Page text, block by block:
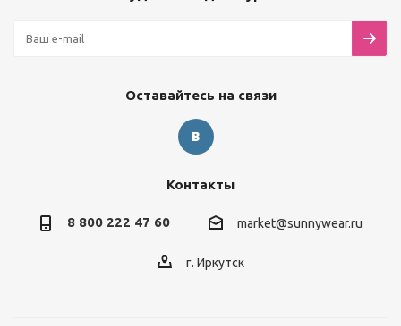
Оставайтесь на связи
Контакты
8 800 222 47 60 market@sunnywear.ru
г. Иркутск